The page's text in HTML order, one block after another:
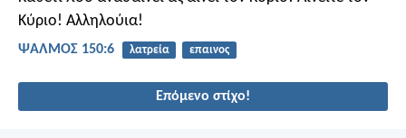
Κύριο! Αλληλούια!
ΨΑΛΜΌΣ 150:6 λατρεία επαινος
Επόμενο στίχο!